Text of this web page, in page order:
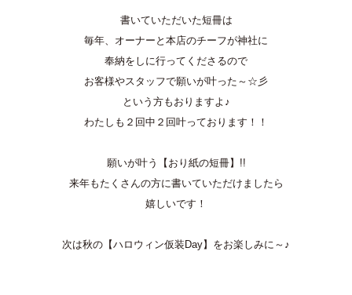
書いていただいた短冊は
毎年、オーナーと本店のチーフが神社に
奉納をしに行ってくださるので
お客様やスタッフで願いが叶った～☆彡
という方もおりますよ♪
わたしも２回中２回叶っております！！
願いが叶う【おり紙の短冊】!!
来年もたくさんの方に書いていただけましたら
嬉しいです！
次は秋の【ハロウィン仮装Day】をお楽しみに～♪